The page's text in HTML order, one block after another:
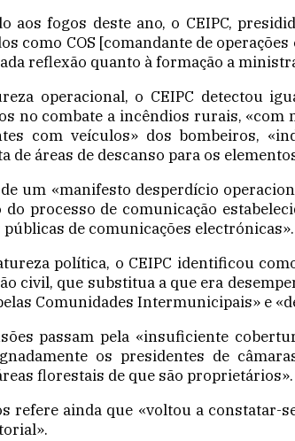
aos fogos deste ano, o CEIPC,
como COS [comandante de
reflexão quanto à formação a
operacional, o CEIPC detectou
no combate a incêndios rurais, «com
com veículos» dos bombeiros,
de áreas de descanso para os
um «manifesto desperdício
do processo de comunicação
de comunicações electrónicas».
política, o CEIPC identificou
civil, que substitua a que era
Comunidades Intermunicipais» e
passam pela «insuficiente
os presidentes de
florestais de que são proprietários».
refere ainda que «voltou a